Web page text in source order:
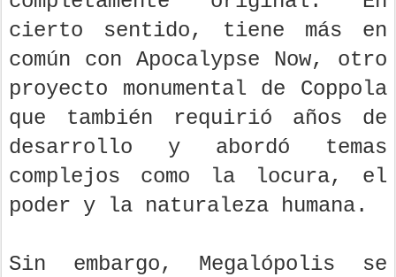
cierto sentido, tiene más en
común con Apocalypse Now, otro
proyecto monumental de Coppola
que también requirió años de
desarrollo y abordó temas
complejos como la locura, el
poder y la naturaleza humana.
Sin embargo, Megalópolis se